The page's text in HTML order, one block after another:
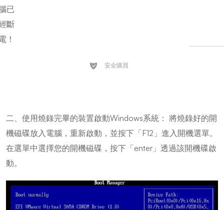
已
斷
！
二、使用燒錄完畢的裝置啟動Windows系統： 將燒錄好的開
機磁碟放入電腦，重新啟動，並按下「F12」進入開機選單。
在選單中選擇您的開機磁碟，按下「enter」透過該開機碟啟
動。